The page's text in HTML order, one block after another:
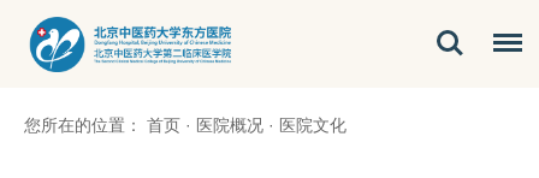
您所在的位置： 首页 · 医院概况 · 医院文化